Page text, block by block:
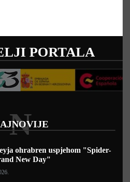
PORTALA
N
ohrabren uspjehom "Spider-
New Day"